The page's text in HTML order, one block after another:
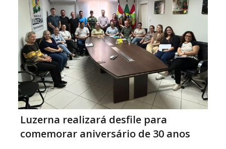
Luzerna realizará desfile para
comemorar aniversário de 30 anos